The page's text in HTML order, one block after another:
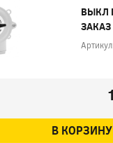
ВЫКЛ
ЗАКАЗ
В КОРЗИНУ